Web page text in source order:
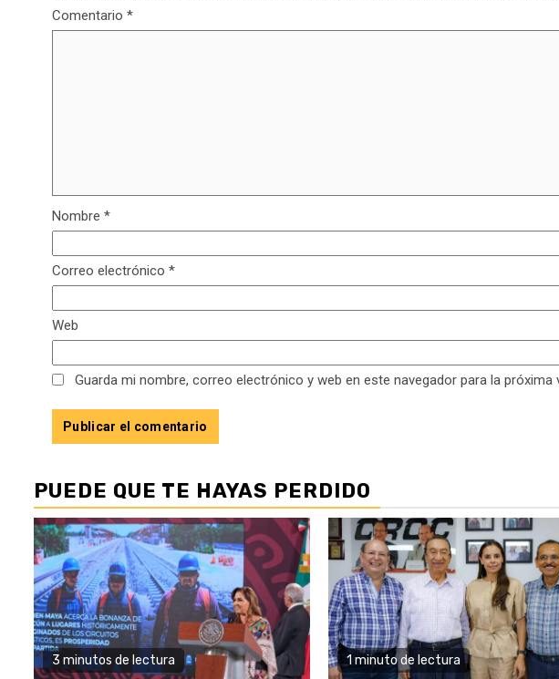
Comentario *
Nombre *
Correo electrónico *
Web
Guarda mi nombre, correo electrónico y web en este navegador para la próxima
PUEDE QUE TE HAYAS PERDIDO
3 minutos de lectura 1 minuto de lectura